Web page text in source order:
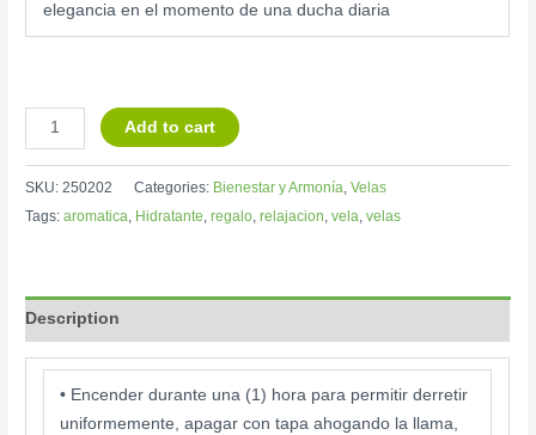
elegancia en el momento de una ducha diaria
Add to cart
SKU:250202 Categories: Bienestar y Armonía,Velas
Tags:aromatica, Hidratante,regalo,relajacion,vela,velas
Description
• Encender durante una (1) hora para permitir derretir
uniformemente, apagar con tapa ahogando la llama,